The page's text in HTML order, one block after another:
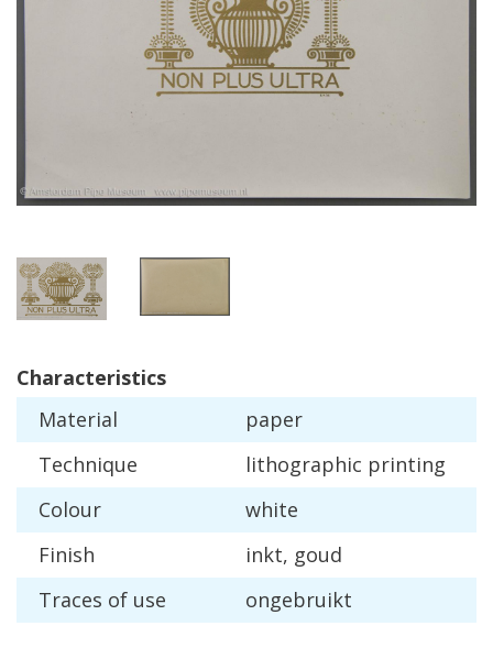
Characteristics
Material
paper
Technique
lithographic printing
Colour
white
Finish
inkt, goud
Traces of use ongebruikt